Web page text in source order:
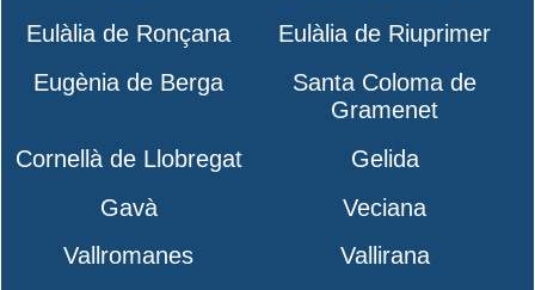
Eulàlia de Ronçana
Eulàlia de Riuprimer
Eugènia de Berga
Santa Coloma de
Gramenet
Cornellà de Llobregat
Gelida
Gavà
Veciana
Vallromanes
Vallirana